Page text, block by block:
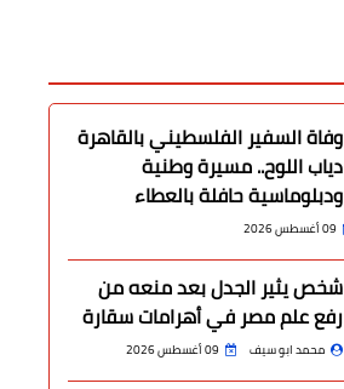
وفاة السفير الفلسطيني بالقاهرة
دياب اللوح.. مسيرة وطنية
ودبلوماسية حافلة بالعطاء
09 أغسطس 2026
شخص يثير الجدل بعد منعه من
رفع علم مصر في أهرامات سقارة
محمد ابو سيف 09 أغسطس 2026